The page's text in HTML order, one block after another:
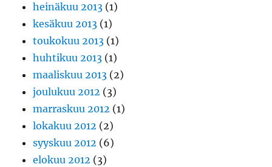
heinäkuu 2013 (1)
kesäkuu 2013 (1)
toukokuu 2013 (1)
huhtikuu 2013 (1)
maaliskuu 2013 (2)
joulukuu 2012 (3)
marraskuu 2012 (1)
lokakuu 2012 (2)
syyskuu 2012 (6)
elokuu 2012 (3)